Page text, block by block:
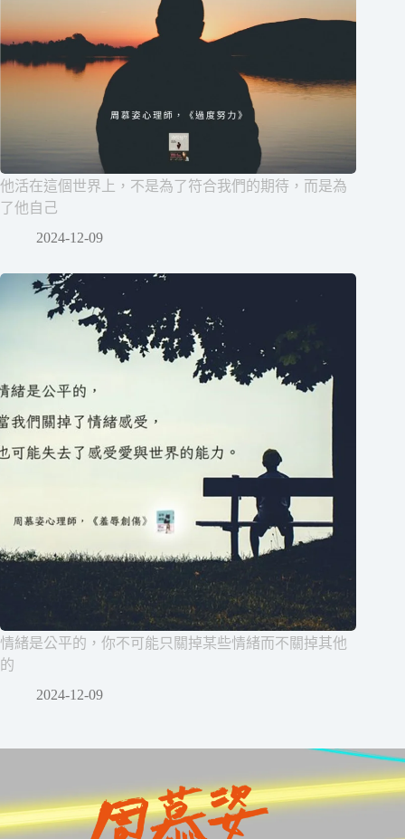
他活在這個世界上，不是為了符合我們的期待，而是為
了他自己
2024-12-09
情緒是公平的，你不可能只關掉某些情緒而不關掉其他
的
2024-12-09